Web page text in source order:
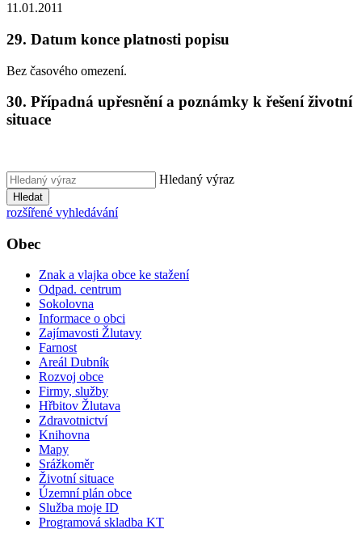
11.01.2011
29. Datum konce platnosti popisu
Bez časového omezení.
30. Případná upřesnění a poznámky k řešení životní
situace
Hledaný výraz
Hledat
rozšířené vyhledávání
Obec
Znak a vlajka obce ke stažení
Odpad. centrum
Sokolovna
Informace o obci
Zajímavosti Žlutavy
Farnost
Areál Dubník
Rozvoj obce
Firmy, služby
Hřbitov Žlutava
Zdravotnictví
Knihovna
Mapy
Srážkoměr
Životní situace
Územní plán obce
Služba moje ID
Programová skladba KT